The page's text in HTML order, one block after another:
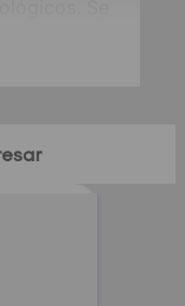
aplicar
Debe